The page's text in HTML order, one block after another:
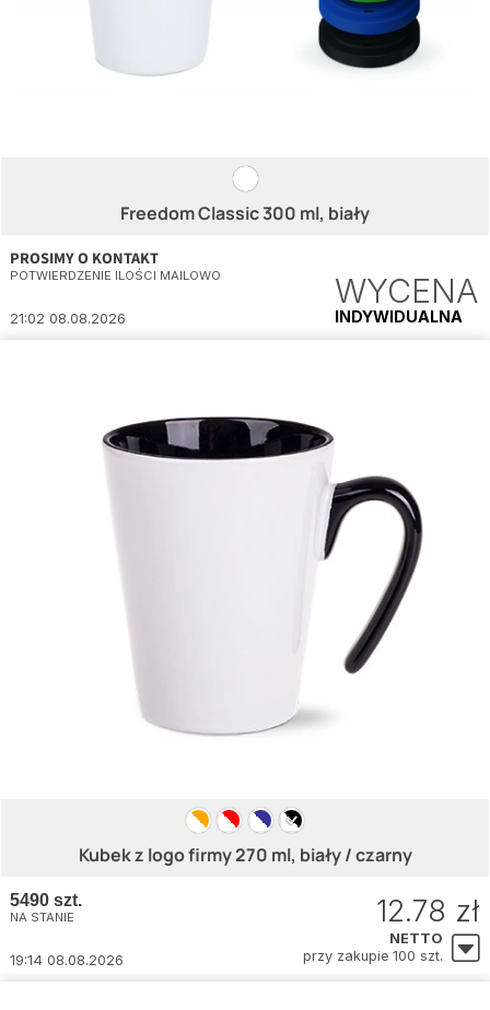
Freedom Classic 300 ml, biały
PROSIMY O KONTAKT
POTWIERDZENIE ILOŚCI MAILOWO
21:02 08.08.2026
WYCENA
INDYWIDUALNA
Kubek z logo firmy 270 ml, biały / czarny
5490 szt.
NA STANIE
19:14 08.08.2026
12.78 zł
NETTO
przy zakupie 100 szt.